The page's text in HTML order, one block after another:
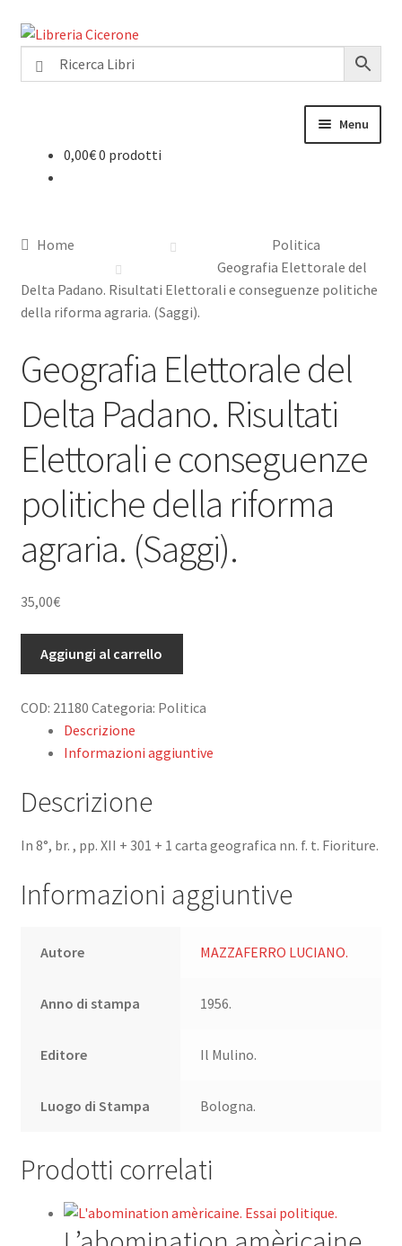
Vai
navigazione
Vai
contenuto
Menu
Contattaci
Cassa
Carrello
Privacy Policy
0,00€0 prodotti
Home
Politica
Geografia Elettorale del
Delta Padano. Risultati Elettorali e conseguenze politiche
della riforma agraria. (Saggi).
Geografia Elettorale del
Delta Padano. Risultati
Elettorali e conseguenze
politiche della riforma
agraria. (Saggi).
35,00€
Elettorale
Delta
Padano.
Risultati
e
politiche
riforma
quantità
Aggiungi al carrello
COD: 21180 Categoria: Politica
Descrizione
Informazioni aggiuntive
Descrizione
In 8°, br. , pp. XII + 301 + 1 carta geografica nn. f. t. Fioriture.
Informazioni aggiuntive
Autore MAZZAFERRO LUCIANO.
Anno di stampa 1956.
Editore Il Mulino.
Luogo di Stampa Bologna.
Prodotti correlati